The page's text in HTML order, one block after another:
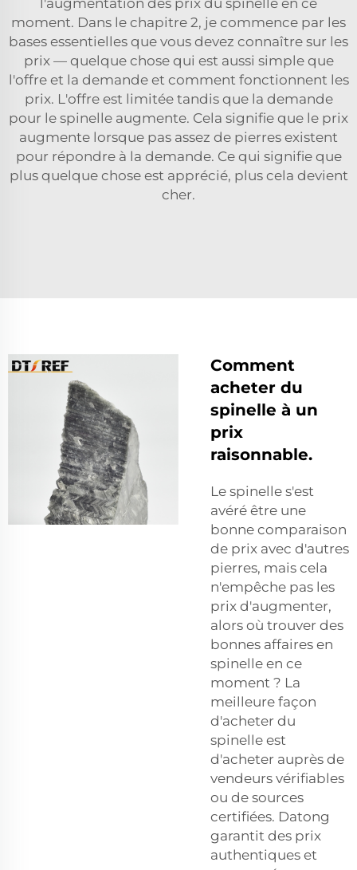
moment. Dans le chapitre 2, je commence par les
bases essentielles que vous devez connaître sur les
prix — quelque chose qui est aussi simple que
l'offre et la demande et comment fonctionnent les
prix. L'offre est limitée tandis que la demande
pour le spinelle augmente. Cela signifie que le prix
augmente lorsque pas assez de pierres existent
pour répondre à la demande. Ce qui signifie que
plus quelque chose est apprécié, plus cela devient
cher.
Comment
acheter du
spinelle à un
prix
raisonnable.
Le spinelle s'est
avéré être une
bonne comparaison
de prix avec d'autres
pierres, mais cela
n'empêche pas les
prix d'augmenter,
alors où trouver des
bonnes affaires en
spinelle en ce
moment ? La
meilleure façon
d'acheter du
spinelle est
d'acheter auprès de
vendeurs vérifiables
ou de sources
certifiées. Datong
garantit des prix
authentiques et